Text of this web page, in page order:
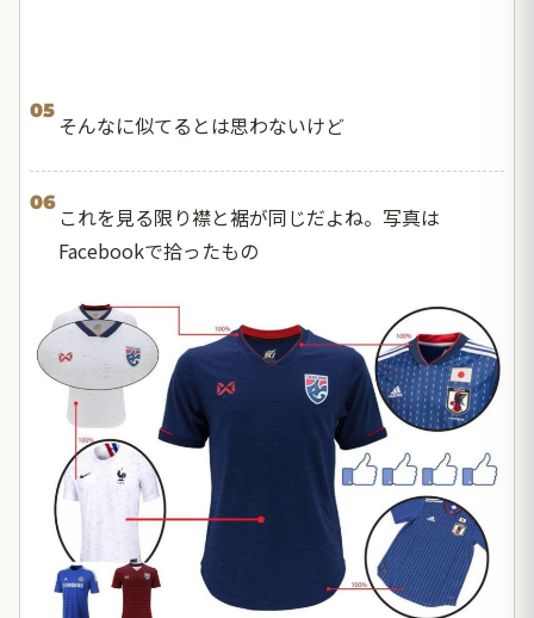
05
そんなに似てるとは思わないけど
06
これを見る限り襟と裾が同じだよね。写真は
Facebookで拾ったもの